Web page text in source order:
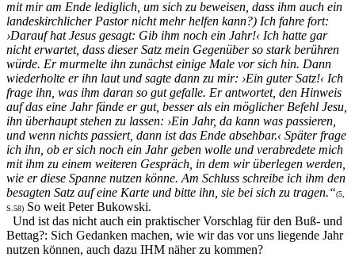
mit mir am Ende lediglich, um sich zu beweisen, dass ihm auch ein
landeskirchlicher Pastor nicht mehr helfen kann?) Ich fahre fort:
›Darauf hat Jesus gesagt: Gib ihm noch ein Jahr!‹ Ich hatte gar
nicht erwartet, dass dieser Satz mein Gegenüber so stark berühren
würde. Er murmelte ihn zunächst einige Male vor sich hin. Dann
wiederholte er ihn laut und sagte dann zu mir: ›Ein guter Satz!‹ Ich
frage ihn, was ihm daran so gut gefalle. Er antwortet, den Hinweis
auf das eine Jahr fände er gut, besser als ein möglicher Befehl Jesu,
ihn überhaupt stehen zu lassen: ›Ein Jahr, da kann was passieren,
und wenn nichts passiert, dann ist das Ende absehbar.‹ Später frage
ich ihn, ob er sich noch ein Jahr geben wolle und verabredete mich
mit ihm zu einem weiteren Gespräch, in dem wir überlegen werden,
wie er diese Spanne nutzen könne. Am Schluss schreibe ich ihm den
besagten Satz auf eine Karte und bitte ihn, sie bei sich zu tragen.“(5,
S.58) So weit Peter Bukowski.
Und ist das nicht auch ein praktischer Vorschlag für den Buß- und
Bettag?: Sich Gedanken machen, wie wir das vor uns liegende Jahr
nutzen können, auch dazu IHM näher zu kommen?